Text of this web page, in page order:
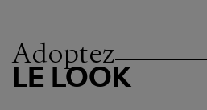
Adoptez
LE LOOK